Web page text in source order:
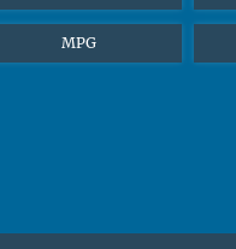
MPG